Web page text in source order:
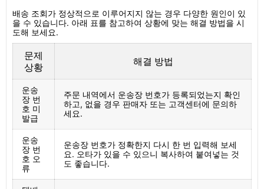
배송 조회가 정상적으로 이루어지지 않는 경우 다양한 원인이 있
을 수 있습니다. 아래 표를 참고하여 상황에 맞는 해결 방법을 시
도해 보세요.
문제
상황
해결 방법
운송
장 번
호 미
발급
주문 내역에서 운송장 번호가 등록되었는지 확인
하고, 없을 경우 판매자 또는 고객센터에 문의하
세요.
운송
장 번
호 오
류
운송장 번호가 정확한지 다시 한 번 입력해 보세
요. 오타가 있을 수 있으니 복사하여 붙여넣는 것
도 좋습니다.